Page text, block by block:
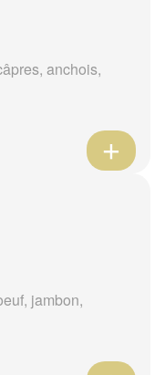
anchois,
jambon,